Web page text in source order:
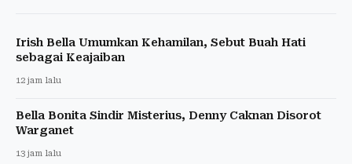
Irish Bella Umumkan Kehamilan, Sebut Buah Hati
sebagai Keajaiban
12 jam lalu
Bella Bonita Sindir Misterius, Denny Caknan Disorot
Warganet
13 jam lalu